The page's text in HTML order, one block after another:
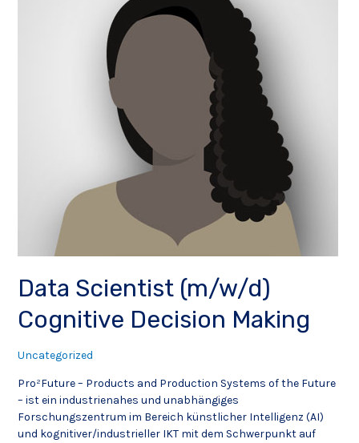
Data Scientist (m/w/d)
Cognitive Decision Making
Uncategorized
Pro²Future – Products and Production Systems of the Future
– ist ein industrienahes und unabhängiges
Forschungszentrum im Bereich künstlicher Intelligenz (AI)
und kognitiver/industrieller IKT mit dem Schwerpunkt auf